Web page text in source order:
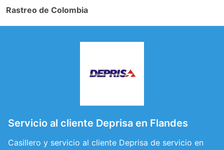
Rastreo de Colombia
Servicio al cliente Deprisa en Flandes
Casillero y servicio al cliente Deprisa de servicio en